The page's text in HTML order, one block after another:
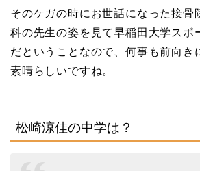
そのケガの時にお世話になった接骨
科の先生の姿を見て早稲田大学スポ
だということなので、何事も前向き
素晴らしいですね。
松崎涼佳の中学は？